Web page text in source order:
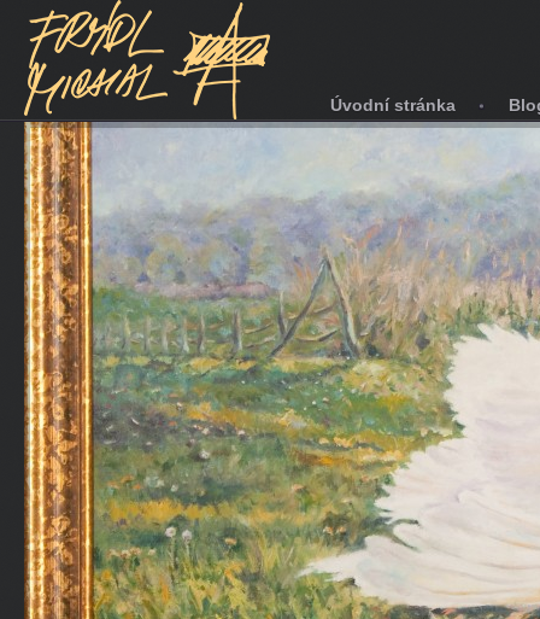
Úvodní stránka